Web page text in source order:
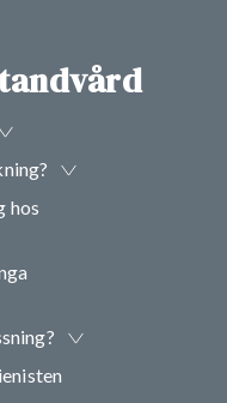
hos